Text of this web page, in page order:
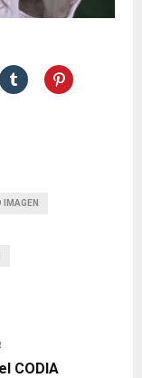
IMAGEN
CODIA